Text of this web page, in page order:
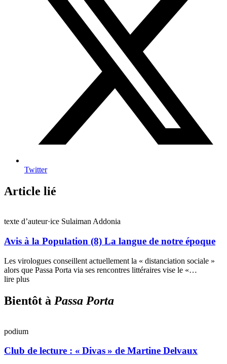
Twitter
Article lié
texte d’auteur·ice Sulaiman Addonia
Avis à la Population (8) La langue de notre époque
Les virologues conseillent actuellement la « distanciation sociale »
alors que Passa Porta via ses rencontres littéraires vise le «…
lire plus
Bientôt à Passa Porta
podium
Club de lecture : « Divas » de Martine Delvaux